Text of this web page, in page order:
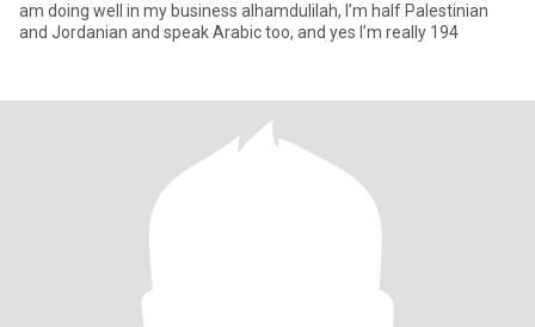
am doing well in my business alhamdulilah, I’m half Palestinian
and Jordanian and speak Arabic too, and yes I’m really 194